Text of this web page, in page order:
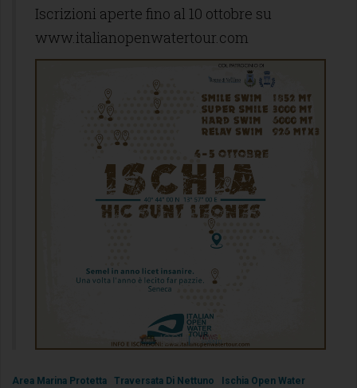
Iscrizioni aperte fino al 10 ottobre su
www.italianopenwatertour.com
Area Marina Protetta Traversata Di Nettuno Ischia Open Water